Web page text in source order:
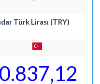
Türk Lirası (TRY)